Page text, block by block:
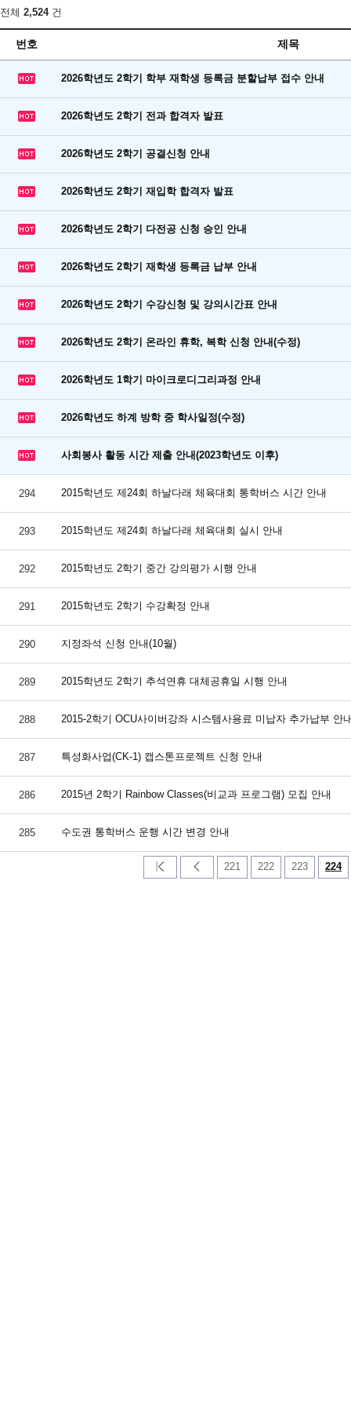
전체 2,524 건
번호 제목
2026학년도 2학기 학부 재학생 등록금 분할납부 접수 안내
2026학년도 2학기 전과 합격자 발표
2026학년도 2학기 공결신청 안내
2026학년도 2학기 재입학 합격자 발표
2026학년도 2학기 다전공 신청 승인 안내
2026학년도 2학기 재학생 등록금 납부 안내
2026학년도 2학기 수강신청 및 강의시간표 안내
2026학년도 2학기 온라인 휴학, 복학 신청 안내(수정)
2026학년도 1학기 마이크로디그리과정 안내
2026학년도 하계 방학 중 학사일정(수정)
사회봉사 활동 시간 제출 안내(2023학년도 이후)
294 2015학년도 제24회 하날다래 체육대회 통학버스 시간 안내
293 2015학년도 제24회 하날다래 체육대회 실시 안내
292 2015학년도 2학기 중간 강의평가 시행 안내
291 2015학년도 2학기 수강확정 안내
290 지정좌석 신청 안내(10월)
289 2015학년도 2학기 추석연휴 대체공휴일 시행 안내
288 2015-2학기 OCU사이버강좌 시스템사용료 미납자 추가납부 안
287 특성화사업(CK-1) 캡스톤프로젝트 신청 안내
286 2015년 2학기 Rainbow Classes(비교과 프로그램) 모집 안내
285 수도권 통학버스 운행 시간 변경 안내
221 222 223 224